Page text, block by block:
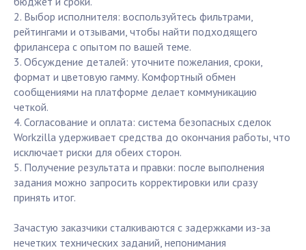
2. Выбор исполнителя: воспользуйтесь фильтрами,
рейтингами и отзывами, чтобы найти подходящего
фрилансера с опытом по вашей теме.
3. Обсуждение деталей: уточните пожелания, сроки,
формат и цветовую гамму. Комфортный обмен
сообщениями на платформе делает коммуникацию
четкой.
4. Согласование и оплата: система безопасных сделок
Workzilla удерживает средства до окончания работы, что
исключает риски для обеих сторон.
5. Получение результата и правки: после выполнения
задания можно запросить корректировки или сразу
принять итог.
Зачастую заказчики сталкиваются с задержками из-за
нечетких технических заданий, непонимания